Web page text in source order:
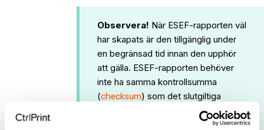
Observera! När ESEF-rapporten väl
har skapats är den tillgänglig under
en begränsad tid innan den upphör
att gälla. ESEF-rapporten behöver
inte ha samma kontrollsumma
(checksum) som det slutgiltiga
dokument du har skickat till din
revisor. Det viktigaste är att